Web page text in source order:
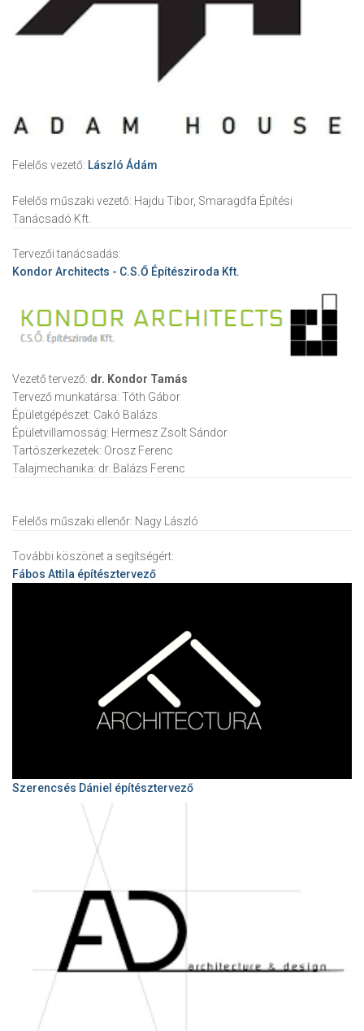
Felelős vezető: László Ádám
Felelős műszaki vezető: Hajdu Tibor, Smaragdfa Építési
Tanácsadó Kft.
Tervezői tanácsadás:
Kondor Architects - C.S.Ő Építésziroda Kft.
Vezető tervező: dr. Kondor Tamás
Tervező munkatársa: Tóth Gábor
Épületgépészet: Cakó Balázs
Épületvillamosság: Hermesz Zsolt Sándor
Tartószerkezetek: Orosz Ferenc
Talajmechanika: dr. Balázs Ferenc
Felelős műszaki ellenőr: Nagy László
További köszönet a segítségért:
Fábos Attila építésztervező
Szerencsés Dániel építésztervező